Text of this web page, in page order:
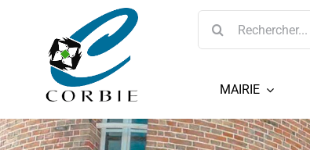
Rechercher:
MAIRIE